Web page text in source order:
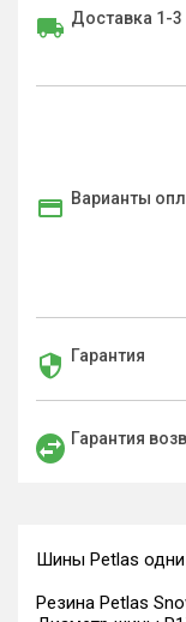
Доставка 1-3
Варианты
Гарантия
Гарантия
Шины Petlas
Резина Petlas